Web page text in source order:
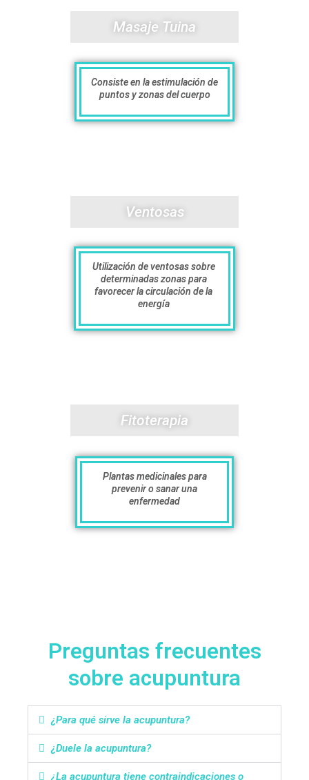
Masaje Tuina
Consiste en la estimulación de
puntos y zonas del cuerpo
Ventosas
Utilización de ventosas sobre
determinadas zonas para
favorecer la circulación de la
energía
Fitoterapia
Plantas medicinales para
prevenir o sanar una
enfermedad
Preguntas frecuentes
sobre acupuntura
¿Para qué sirve la acupuntura?
¿Duele la acupuntura?
¿La acupuntura tiene contraindicaciones o